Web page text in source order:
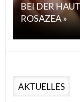
BEI DER
ROSAZEA »
AKTUELLES